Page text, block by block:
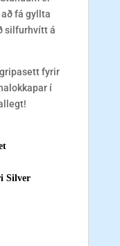
fá gyllta
silfurhvítt á
fyrir
í
Silver